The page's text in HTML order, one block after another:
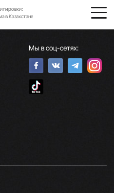
в Казахстане
Мы в соц-сетях: